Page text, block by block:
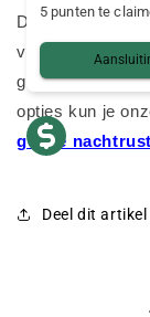
DeCBD-
verminderen
goed te slapen.
opties kun je
goede nachtrust
Deel dit artikel
5 punten te